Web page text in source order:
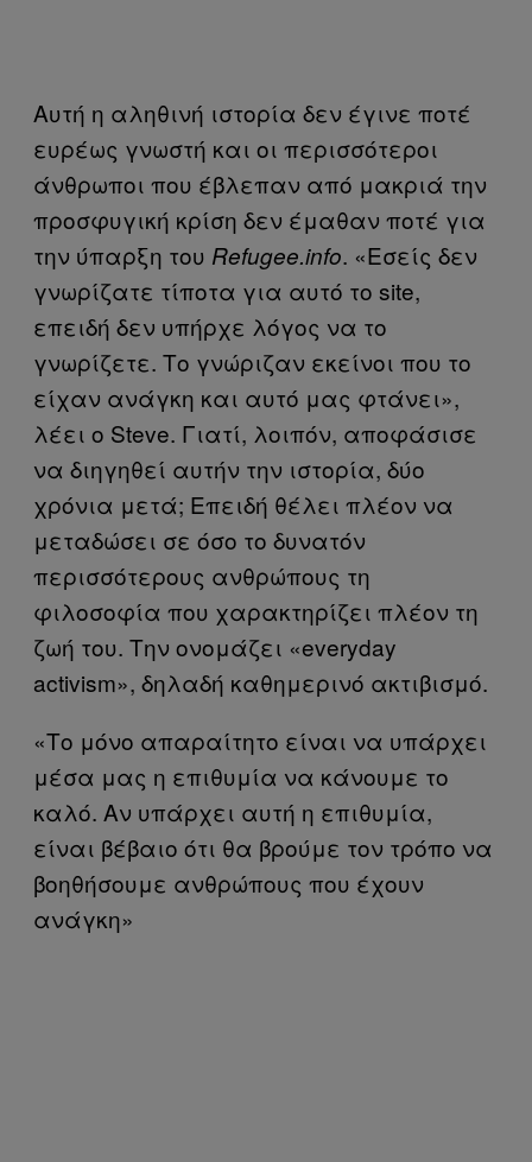
Αυτή η αληθινή ιστορία δεν έγινε ποτέ
ευρέως γνωστή και οι περισσότεροι
άνθρωποι που έβλεπαν από μακριά την
προσφυγική κρίση δεν έμαθαν ποτέ για
την ύπαρξη του Refugee.info. «Εσείς δεν
γνωρίζατε τίποτα για αυτό το site,
επειδή δεν υπήρχε λόγος να το
γνωρίζετε. Το γνώριζαν εκείνοι που το
είχαν ανάγκη και αυτό μας φτάνει»,
λέει ο Steve. Γιατί, λοιπόν, αποφάσισε
να διηγηθεί αυτήν την ιστορία, δύο
χρόνια μετά; Επειδή θέλει πλέον να
μεταδώσει σε όσο το δυνατόν
περισσότερους ανθρώπους τη
φιλοσοφία που χαρακτηρίζει πλέον τη
ζωή του. Την ονομάζει «everyday
activism», δηλαδή καθημερινό ακτιβισμό.
«Το μόνο απαραίτητο είναι να υπάρχει
μέσα μας η επιθυμία να κάνουμε το
καλό. Αν υπάρχει αυτή η επιθυμία,
είναι βέβαιο ότι θα βρούμε τον τρόπο να
βοηθήσουμε ανθρώπους που έχουν
ανάγκη»